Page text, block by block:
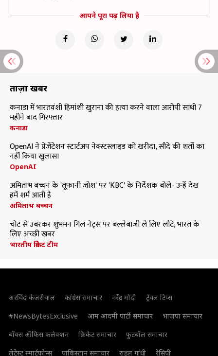
आपने पूरा पढ़ लिया है
ताज़ा खबरें
कनाडा में भारतवंशी हिमांशी खुराना की हत्या करने वाला आरोपी साथी 7
महीने बाद गिरफ्तार
कनाडा
OpenAI ने प्रेजेंटेशन स्टार्टअप नेक्स्टस्लाइड को खरीदा, सौदे की शर्तों का
नहीं किया खुलासा
OpenAI
अमिताभ बच्चन के 'तूफानी जोश' पर 'KBC' के निर्देशक बोले- उन्हें देख
हमें शर्म आती है
अमिताभ बच्चन
चोट से उबरकर शुभमन गिल नेट्स पर बल्लेबाजी ले लिए लौटे, भारत के
लिए अच्छी खबर
भारतीय क्रिकेट टीम
अरविंद केजरीवाल कांग्रेस समाचार नरेंद्र मोदी
ट्रैवल टिप्स
#NewsBytesExclusive
आम आदमी पार्टी समाचार
भाजपा समाचार
बॉक्स ऑफिस कलेक्शन
क्रिकेट समाचार
फुटबॉल समाचार
लेटेस्ट स्मार्टफोन्स
पाकिस्तान समाचार राहुल गांधी रेसिपी